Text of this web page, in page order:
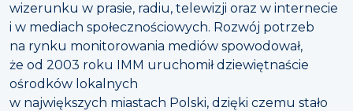
wizerunku w prasie, radiu, telewizji oraz w internecie
i w mediach społecznościowych. Rozwój potrzeb
na rynku monitorowania mediów spowodował,
że od 2003 roku IMM uruchomił dziewiętnaście
ośrodków lokalnych
w największych miastach Polski, dzięki czemu stało